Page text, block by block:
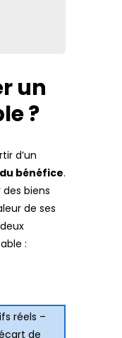
un
?
d’un
bénéfice.
biens
de ses
:
réels –
de